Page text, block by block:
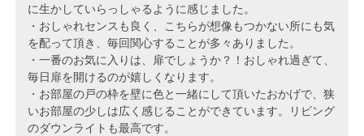
に生かしていらっしゃるように感じました。
・おしゃれセンスも良く、こちらが想像もつかない所にも気
を配って頂き、毎回関心することが多々ありました。
・一番のお気に入りは、扉でしょうか？！おしゃれ過ぎて、
毎日扉を開けるのが嬉しくなります。
・お部屋の戸の枠を壁に色と一緒にして頂いたおかげで、狭
いお部屋の少しは広く感じることができています。リビング
のダウンライトも最高です。